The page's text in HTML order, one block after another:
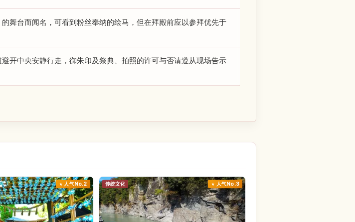
舞台而闻名，可看到粉丝奉纳的绘马，但在拜殿前应以参拜优先于
开中央安静行走，御朱印及祭典、拍照的许可与否请遵从现场告示
人气No.2 传统文化 人气No.3